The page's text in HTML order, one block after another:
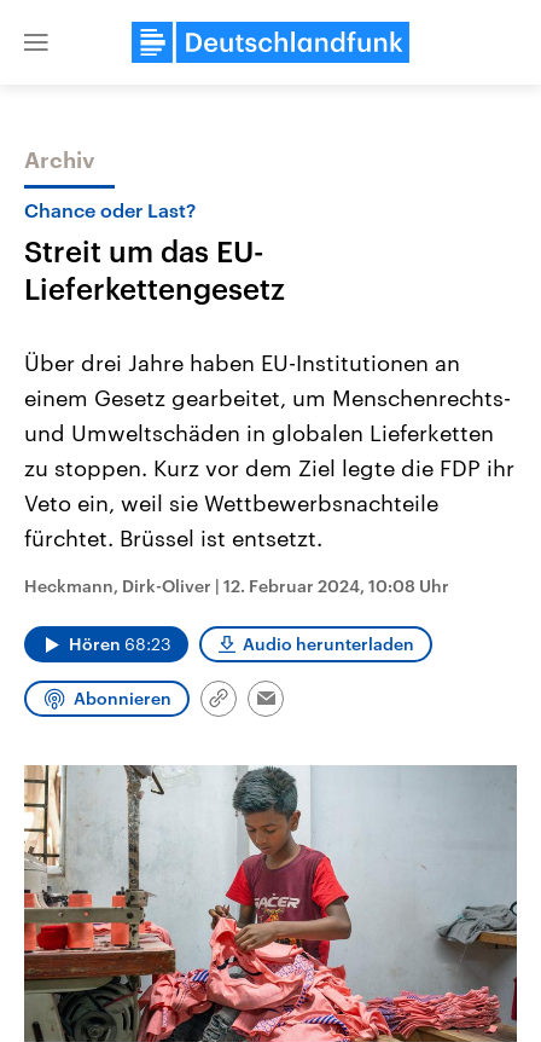
Close
Themen
Landtagswahl Sachsen-Anhalt
2026
Alle Informationen
Sachsen-Anhalt wählt am 6.
September 2026 einen neuen
Landtag. Seit 2021 wird das
Bundesland von einer Koalition aus
Umfragen, Prognosen,
Wahlprogramme, aktuelle Berichte
und Kandidaten der anstehenden
Wahl.
USA
Aktuelle Beiträge,
Hintergründe
Wirtschaftlich und
gehören die Vereinigten
den mächtigsten Ländern
Archiv
Chance oder Last?
Streit um das EU-
Lieferkettengesetz
Über drei Jahre haben EU-Institutionen an
einem Gesetz gearbeitet, um Menschenrechts-
und Umweltschäden in globalen Lieferketten
zu stoppen. Kurz vor dem Ziel legte die FDP ihr
Veto ein, weil sie Wettbewerbsnachteile
fürchtet. Brüssel ist entsetzt.
Heckmann, Dirk-Oliver | 12. Februar 2024, 10:08 Uhr
Hören 68:23 Audio herunterladen
Abonnieren
Link
Email